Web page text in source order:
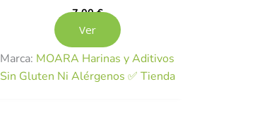
7,00€
Ver
Marca: MOARA Harinas y Aditivos
Sin Gluten Ni Alérgenos ✅ Tienda